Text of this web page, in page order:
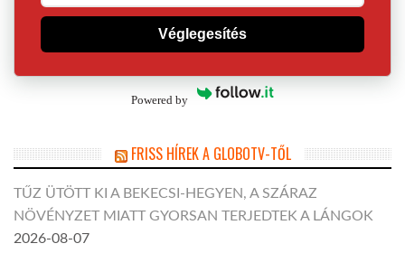
Véglegesítés
Powered by
FRISS HÍREK A GLOBOTV-TŐL
TŰZ ÜTÖTT KI A BEKECSI-HEGYEN, A SZÁRAZ
NÖVÉNYZET MIATT GYORSAN TERJEDTEK A LÁNGOK
2026-08-07